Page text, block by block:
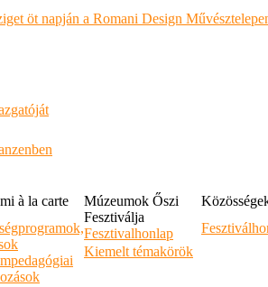
öt napján a Romani Design
à la carte
Múzeumok Őszi
Fesztiválja
Fesztivalhonlap
Kiemelt témakörök